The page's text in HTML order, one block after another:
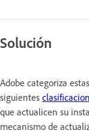
Solución
Adobe categoriza
siguientes
que actualicen su
mecanismo de